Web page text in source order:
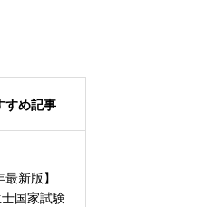
すめ記事
最新版】
国家試験
東京駅
金完全ガ